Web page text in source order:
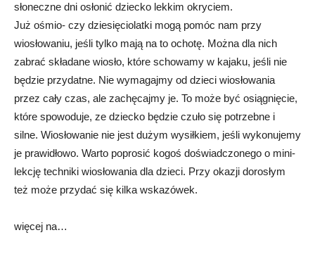
słoneczne dni osłonić dziecko lekkim okryciem.
Już ośmio- czy dziesięciolatki mogą pomóc nam przy
wiosłowaniu, jeśli tylko mają na to ochotę. Można dla nich
zabrać składane wiosło, które schowamy w kajaku, jeśli nie
będzie przydatne. Nie wymagajmy od dzieci wiosłowania
przez cały czas, ale zachęcajmy je. To może być osiągnięcie,
które spowoduje, ze dziecko będzie czuło się potrzebne i
silne. Wiosłowanie nie jest dużym wysiłkiem, jeśli wykonujemy
je prawidłowo. Warto poprosić kogoś doświadczonego o mini-
lekcję techniki wiosłowania dla dzieci. Przy okazji dorosłym
też może przydać się kilka wskazówek.
więcej na…